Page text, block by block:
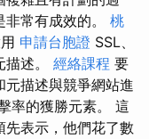
常有成效的。 桃
申請台胞證 SSL、
述。 經絡課程 要
描述與競爭網站進
率的獲勝元素。 這
表示，他們花了數